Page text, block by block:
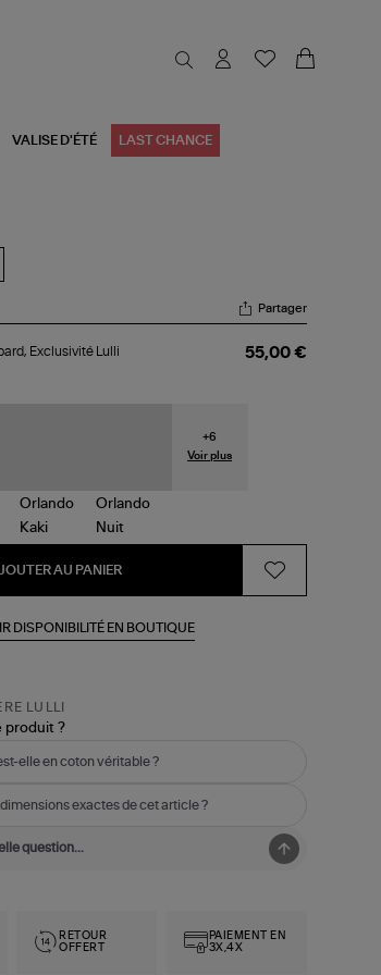
VALISE D'ÉTÉ LAST CHANCE
Partager
Exclusivité Lulli 55,00 €
+6
Voir plus
AU PANIER
DISPONIBILITÉ EN BOUTIQUE
LULLI
produit ?
elle en coton véritable ?
exactes de cet article ?
RETOUR
OFFERT
PAIEMENT EN
3X,4X